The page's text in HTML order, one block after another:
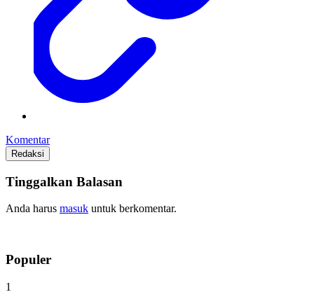
Komentar
Redaksi
Tinggalkan Balasan
Anda harus masuk untuk berkomentar.
Populer
1